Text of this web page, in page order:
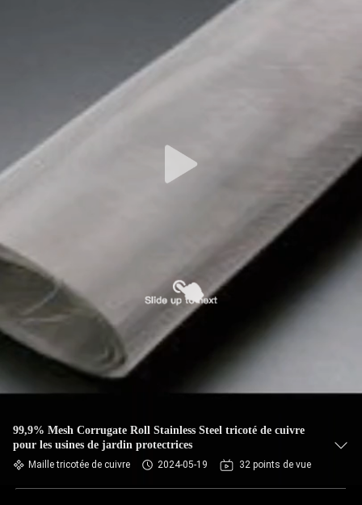
99,9% Mesh Corrugate Roll Stainless Steel tricoté de cuivre
pour les usines de jardin protectrices
Maille tricotée de cuivre 2024-05-19 32 points de vue